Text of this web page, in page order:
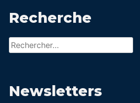
Recherche
Rechercher :
Newsletters